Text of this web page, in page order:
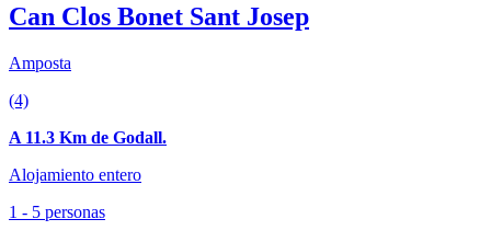
Can Clos Bonet Sant Josep
Amposta
(4)
A 11.3 Km de Godall.
Alojamiento entero
1 - 5 personas